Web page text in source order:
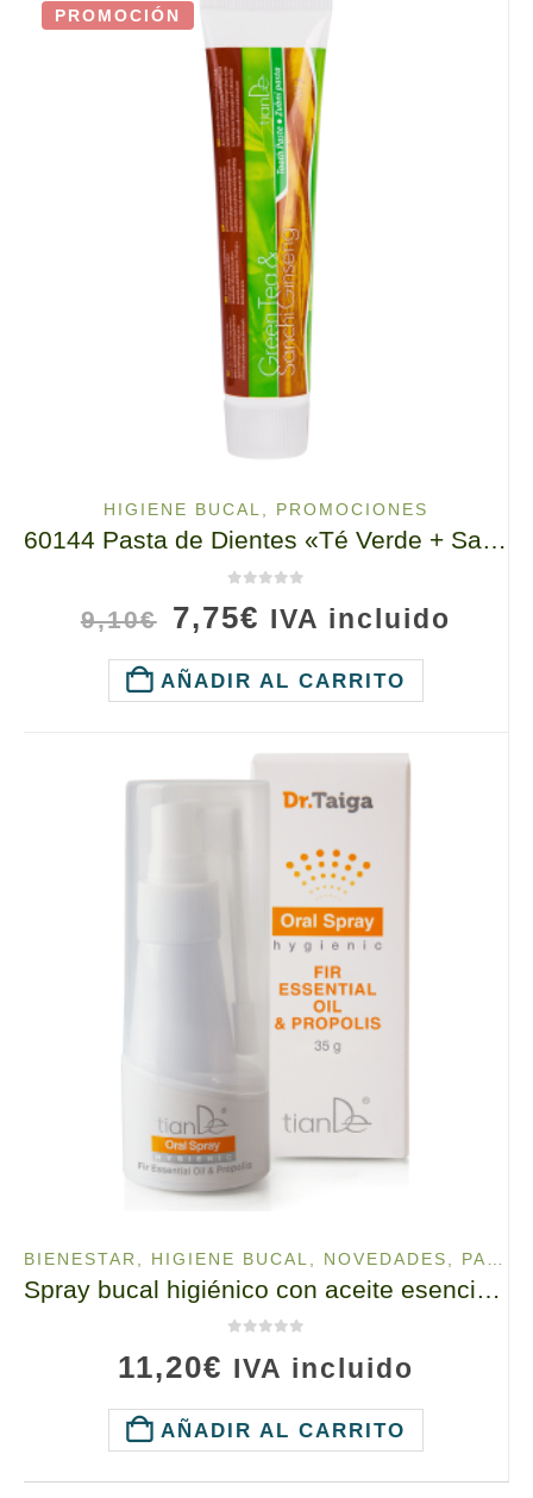
PROMOCIÓN
HIGIENE BUCAL, PROMOCIONES
60144 Pasta de Dientes «Té Verde + Sanchi Ginseng», TianDe 120 g
9,10€
El
original
era:
7,75€ El
actual
es:
IVA incluido
AÑADIR AL CARRITO
BIENESTAR HIGIENE BUCAL NOVEDADES PARA TU SALUD
Spray bucal higiénico con aceite esencial de abeto y propóleo, TianDe 65914-1 , 35 g
11,20€ IVA incluido
AÑADIR AL CARRITO